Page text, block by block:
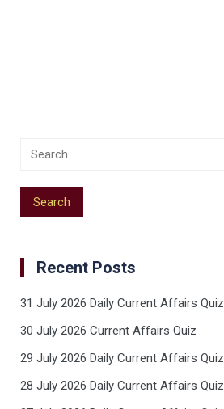
Recent Posts
31 July 2026 Daily Current Affairs Quiz
30 July 2026 Current Affairs Quiz
29 July 2026 Daily Current Affairs Quiz
28 July 2026 Daily Current Affairs Quiz